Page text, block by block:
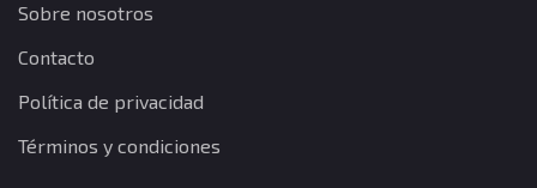
Sobre nosotros
Contacto
Política de privacidad
Términos y condiciones